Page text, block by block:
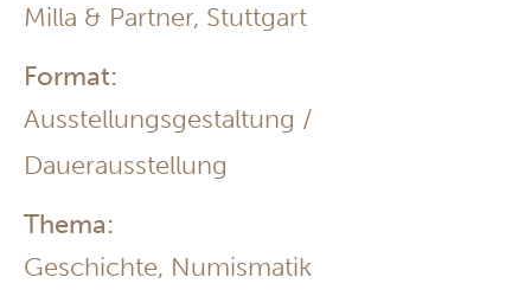
Milla & Partner, Stuttgart
Format:
Ausstellungsgestaltung /
Dauerausstellung
Thema:
Geschichte, Numismatik